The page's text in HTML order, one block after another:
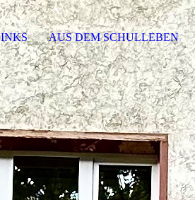
AUS DEM SCHULLEBEN